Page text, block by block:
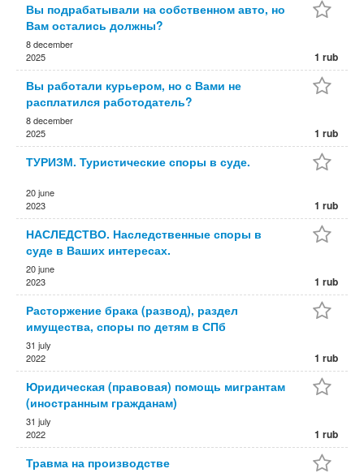
Вы подрабатывали на собственном авто, но
Вам остались должны?
8 december
2025
1 rub
Вы работали курьером, но с Вами не
расплатился работодатель?
8 december
2025
1 rub
ТУРИЗМ. Туристические споры в суде.
20 june
2023
1 rub
НАСЛЕДСТВО. Наследственные споры в
суде в Ваших интересах.
20 june
2023
1 rub
Расторжение брака (развод), раздел
имущества, споры по детям в СПб
31 july
2022
1 rub
Юридическая (правовая) помощь мигрантам
(иностранным гражданам)
31 july
2022
1 rub
Травма на производстве